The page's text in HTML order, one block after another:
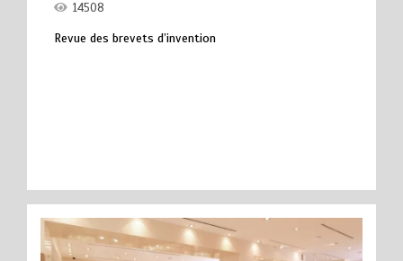
14508
Revue des brevets d’invention